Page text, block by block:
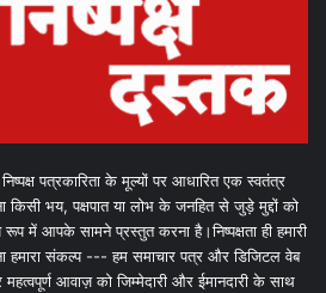
पत्रकारिता के मूल्यों पर आधारित एक स्वतंत्र
किसी भय, पक्षपात या लोभ के जनहित से जुड़े मुद्दों को
में आपके सामने प्रस्तुत करना है।निष्पक्षता ही हमारी
संकल्प --- हम समाचार पत्र और डिजिटल वेब
आवाज़ को जिम्मेदारी और ईमानदारी के साथ